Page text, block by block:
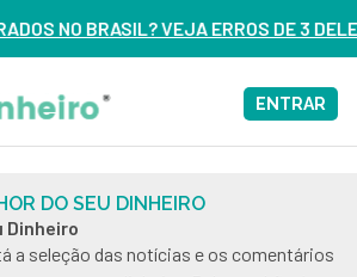
DE 3 DELES – ASSISTA AGORA
ENTRAR
DO SEU DINHEIRO
Dinheiro
a seleção das notícias e os comentários